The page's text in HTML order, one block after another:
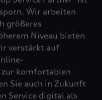
Wir arbeiten
größeres
Niveau bieten
verstärkt auf
komfortablen
Sie auch in Zukunft
Service digital als